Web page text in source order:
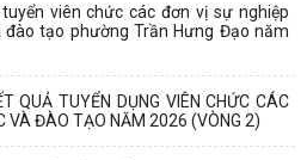
viên chức các đơn vị sự nghiệp
tạo phường Trần Hưng Đạo năm
QUẢ TUYỂN DỤNG VIÊN CHỨC CÁC
VÀ ĐÀO TẠO NĂM 2026 (VÒNG 2)